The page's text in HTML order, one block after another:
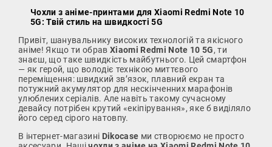
Чохли з аніме-принтами для Xiaomi Redmi Note 10
5G: Твій стиль на швидкості 5G
Привіт, шанувальнику високих технологій та якісного
аніме! Якщо ти обрав Xiaomi Redmi Note 10 5G, ти
знаєш, що таке швидкість майбутнього. Цей смартфон
— як герой, що володіє технікою миттєвого
переміщення: швидкий зв’язок, плавний екран та
потужний акумулятор для нескінченних марафонів
улюблених серіалів. Але навіть такому сучасному
девайсу потрібен крутий «екіпірування», яке б виділяло
його серед сірого натовпу.
В інтернет-магазині Dikocase ми створюємо не просто